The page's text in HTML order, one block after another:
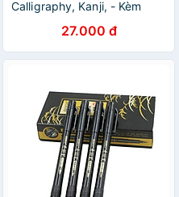
Calligraphy, Kanji, - Kèm
27.000 đ